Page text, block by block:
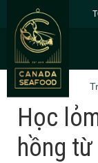
Học
hồng